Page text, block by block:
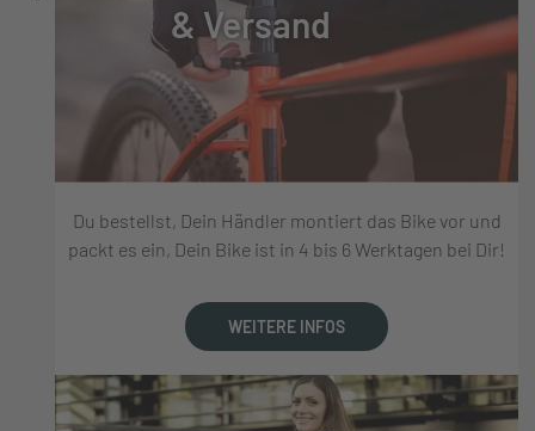
& Versand
Du bestellst, Dein Händler montiert das Bike vor und
packt es ein, Dein Bike ist in 4 bis 6 Werktagen bei Dir!
WEITERE INFOS